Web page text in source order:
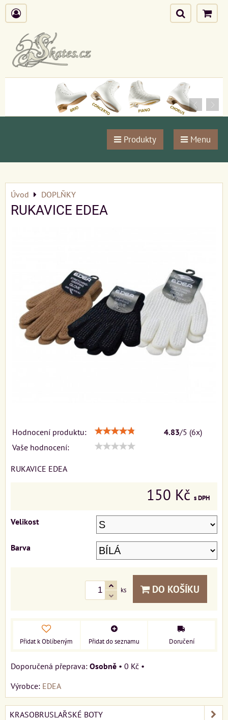
Produkty Menu
Úvod DOPLŇKY
RUKAVICE EDEA
Hodnocení produktu: 4.83/5 (6x)
Vaše hodnocení:
RUKAVICE EDEA
150 Kč s DPH
Velikost
Barva
ks DO KOŠÍKU
Přidat k Oblíbeným Přidat do seznamu Doručení
Osobně • 0 Kč •
Výrobce: EDEA
KRASOBRUSLAŘSKÉ BOTY